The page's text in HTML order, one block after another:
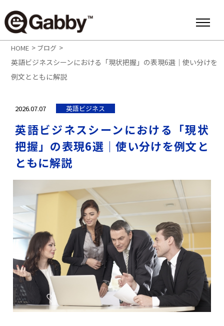
HOME > ブログ >
英語ビジネスシーンにおける「現状把握」の表現6選｜使い分けを
例文とともに解説
2026.07.07 英語ビジネス
英語ビジネスシーンにおける「現状
把握」の表現6選｜使い分けを例文と
ともに解説